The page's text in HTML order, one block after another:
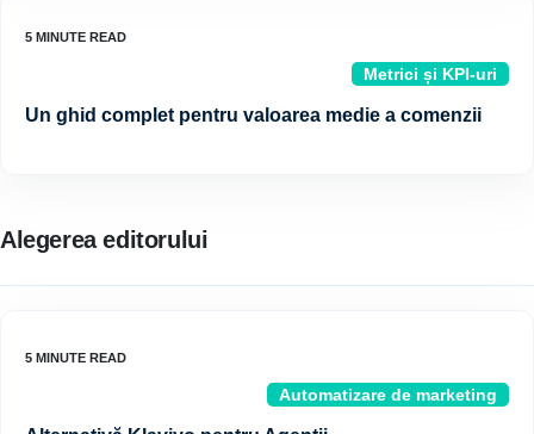
Metrici și KPI-uri
Un ghid complet pentru valoarea medie a comenzii
Alegerea editorului
Automatizare de marketing